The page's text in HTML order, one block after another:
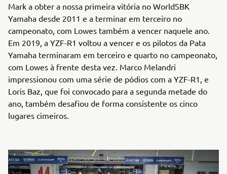
Mark a obter a nossa primeira vitória no WorldSBK
Yamaha desde 2011 e a terminar em terceiro no
campeonato, com Lowes também a vencer naquele ano.
Em 2019, a YZF-R1 voltou a vencer e os pilotos da Pata
Yamaha terminaram em terceiro e quarto no campeonato,
com Lowes à frente desta vez. Marco Melandri
impressionou com uma série de pódios com a YZF-R1, e
Loris Baz, que foi convocado para a segunda metade do
ano, também desafiou de forma consistente os cinco
lugares cimeiros.